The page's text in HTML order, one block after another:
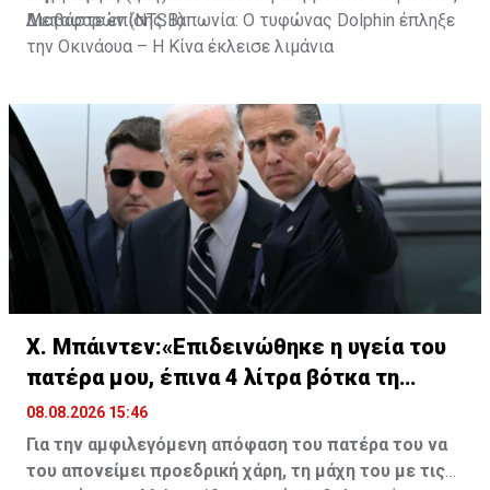
Μεταφορών (NTSB).
Διαβάστε επίσης:Ιαπωνία: Ο τυφώνας Dolphin έπληξε
την Οκινάουα – Η Κίνα έκλεισε λιμάνια
Χ. Μπάιντεν:«Επιδεινώθηκε η υγεία του
πατέρα μου, έπινα 4 λίτρα βότκα τη
μέρα»
08.08.2026 15:46
Για την αμφιλεγόμενη απόφαση του πατέρα του να
του απονείμει προεδρική χάρη, τη μάχη του με τις